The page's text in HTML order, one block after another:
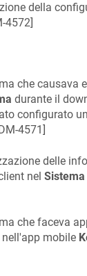
della
4572]
che causava
durante il
configurato
4571 ]
delle
nel Sistema
che faceva
mobile